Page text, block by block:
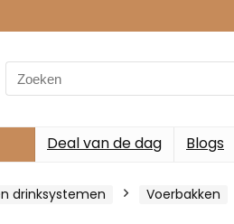
Search
for:
Deal van de dag Blogs
drinksystemen Voerbakken